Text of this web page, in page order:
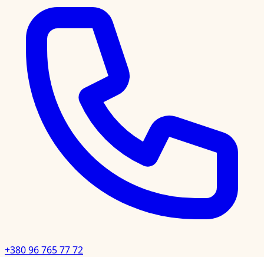
+380 96 765 77 72